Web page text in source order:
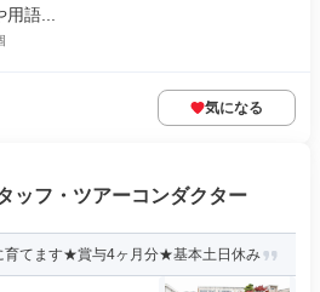
語...
気になる
ッフ・ツアーコンダクター
てます★賞与4ヶ月分★基本土日休み